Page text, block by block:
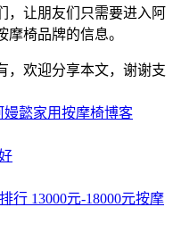
，让朋友们只需要进入阿
椅品牌的信息。
，欢迎分享本文，谢谢支
嫚懿家用按摩椅博客
13000元-18000元按摩